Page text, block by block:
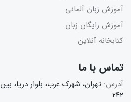
آموزش زبان آلمانی
آموزش رایگان زبان
کتابخانه آنلاین
تماس با ما
آدرس: تهران، شهرک غرب، بلوار دریا،
۲۴۲